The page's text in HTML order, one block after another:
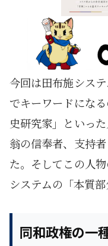
今回は田布施シス
でキーワードにな
史研究家」といっ
翁の信奉者、支持
た。そしてこの人
システムの「本質部
同和政権の一